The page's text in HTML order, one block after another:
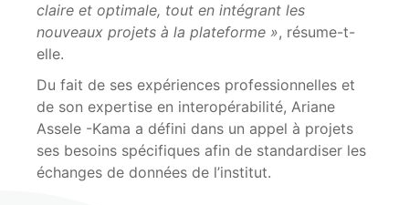
claire et optimale, tout en intégrant les
nouveaux projets à la plateforme », résume-t-
elle.
Du fait de ses expériences professionnelles et
de son expertise en interopérabilité, Ariane
Assele -Kama a défini dans un appel à projets
ses besoins spécifiques afin de standardiser les
échanges de données de l’institut.